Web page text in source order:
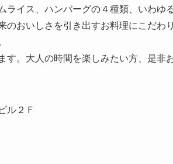
イス、ハンバーグの４種類、いわゆ
のおいしさを引き出すお料理にこだわ
。大人の時間を楽しみたい方、是非
ル２Ｆ